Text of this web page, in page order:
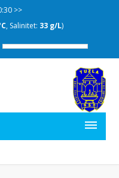
>>
, Salinitet: 33 g/L)